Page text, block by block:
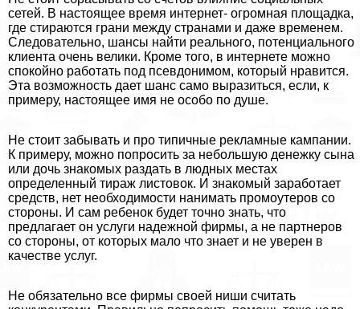
сетей. В настоящее время интернет- огромная площадка,
где стираются грани между странами и даже временем.
Следовательно, шансы найти реального, потенциального
клиента очень велики. Кроме того, в интернете можно
спокойно работать под псевдонимом, который нравится.
Эта возможность дает шанс само выразиться, если, к
примеру, настоящее имя не особо по душе.
Не стоит забывать и про типичные рекламные кампании.
К примеру, можно попросить за небольшую денежку сына
или дочь знакомых раздать в людных местах
определенный тираж листовок. И знакомый заработает
средств, нет необходимости нанимать промоутеров со
стороны. И сам ребенок будет точно знать, что
предлагает он услуги надежной фирмы, а не партнеров
со стороны, от которых мало что знает и не уверен в
качестве услуг.
Не обязательно все фирмы своей ниши считать